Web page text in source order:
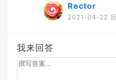
Rector
2021-04-22
我来回答